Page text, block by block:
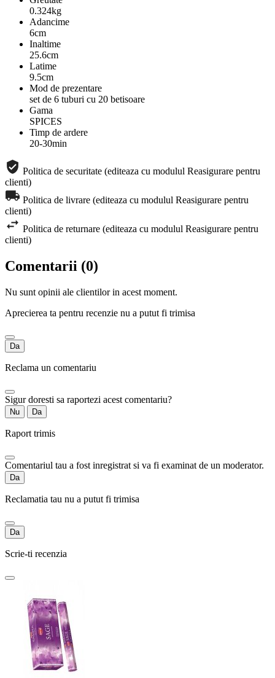
0.324kg
Adancime
6cm
Inaltime
25.6cm
Latime
9.5cm
Mod de prezentare
set de 6 tuburi cu 20 betisoare
Gama
SPICES
Timp de ardere
20-30min
Politica de securitate (editeaza cu modulul Reasigurare pentru
clienti)
Politica de livrare (editeaza cu modulul Reasigurare pentru
clienti)
Politica de returnare (editeaza cu modulul Reasigurare pentru
clienti)
Comentarii (0)
Nu sunt opinii ale clientilor in acest moment.
Aprecierea ta pentru recenzie nu a putut fi trimisa
Da
Reclama un comentariu
Sigur doresti sa raportezi acest comentariu?
Nu Da
Raport trimis
Comentariul tau a fost inregistrat si va fi examinat de un moderator.
Da
Reclamatia tau nu a putut fi trimisa
Da
Scrie-ti recenzia